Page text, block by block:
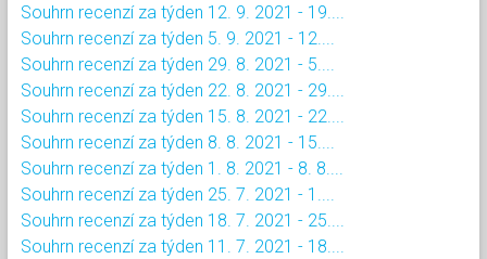
Souhrn recenzí za týden 12. 9. 2021 - 19....
Souhrn recenzí za týden 5. 9. 2021 - 12....
Souhrn recenzí za týden 29. 8. 2021 - 5....
Souhrn recenzí za týden 22. 8. 2021 - 29....
Souhrn recenzí za týden 15. 8. 2021 - 22....
Souhrn recenzí za týden 8. 8. 2021 - 15....
Souhrn recenzí za týden 1. 8. 2021 - 8. 8....
Souhrn recenzí za týden 25. 7. 2021 - 1....
Souhrn recenzí za týden 18. 7. 2021 - 25....
Souhrn recenzí za týden 11. 7. 2021 - 18....